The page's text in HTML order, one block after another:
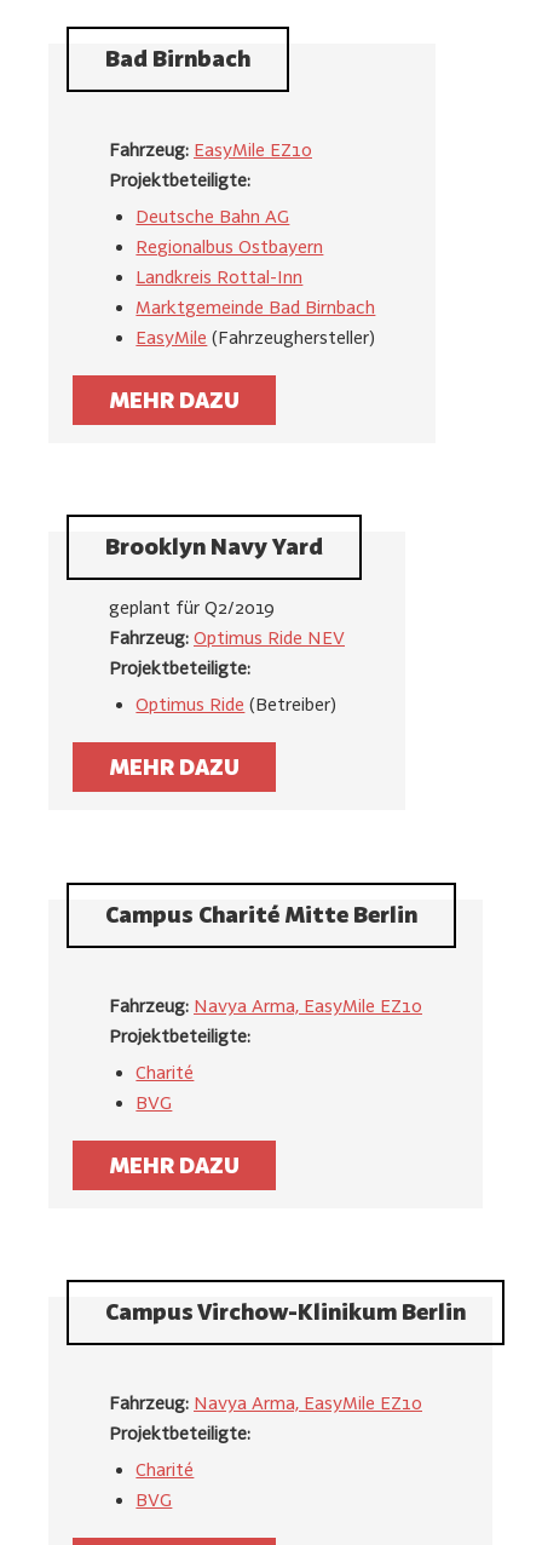
Bad Birnbach
Fahrzeug: EasyMile EZ10
Projektbeteiligte:
Deutsche Bahn AG
Regionalbus Ostbayern
Landkreis Rottal-Inn
Marktgemeinde Bad Birnbach
EasyMile (Fahrzeughersteller)
MEHR DAZU
Brooklyn Navy Yard
geplant für Q2/2019
Fahrzeug: Optimus Ride NEV
Projektbeteiligte:
Optimus Ride (Betreiber)
MEHR DAZU
Campus Charité Mitte Berlin
Fahrzeug: Navya Arma, EasyMile EZ10
Projektbeteiligte:
Charité
BVG
MEHR DAZU
Campus Virchow-Klinikum Berlin
Fahrzeug: Navya Arma, EasyMile EZ10
Projektbeteiligte:
Charité
BVG